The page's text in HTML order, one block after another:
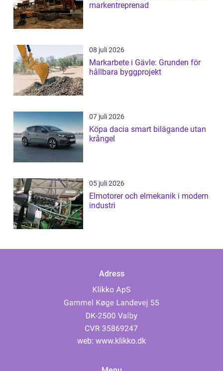
markentreprenad
08 juli 2026
Markarbete i Gävle: Grunden för
hållbara byggprojekt
07 juli 2026
Köpa dacia smart bilägande utan
krångel
05 juli 2026
Elmotorer och elmekanik i modern
industri
Adress
web: www.klikko.dk